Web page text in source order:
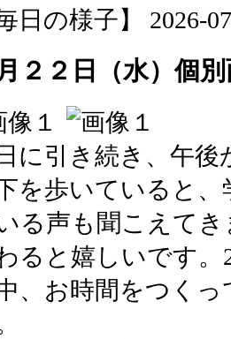
毎日の様子】 2026-
２２日（水）個
に引き続き、午
を歩いていると
る声も聞こえて
ると嬉しいです
、お時間をつく